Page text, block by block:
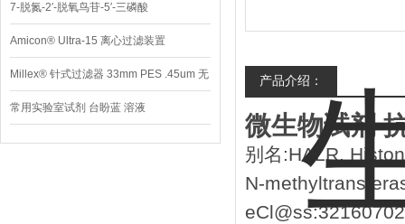
7-脱氮-2′-脱氧鸟苷-5′-三磷酸
Amicon® Ultra-15 离心过滤装置
Millex® 针式过滤器 33mm PES .45um 无
菌
常用实验室试剂 台盼蓝 溶液
产品介绍：
微生物试剂
别名:HALR,
N-
eCl@ss:32160702